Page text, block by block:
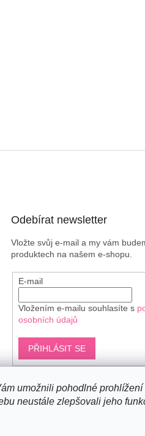
umožnili pohodlné prohlížení
neustále zlepšovali jeho
Odebírat newsletter
Vložte svůj e-mail a my vám
produktech na našem e-shopu.
E-mail
Vložením e-mailu souhlasíte s
osobních údajů
PŘIHLÁSIT SE
Shoptet.cz